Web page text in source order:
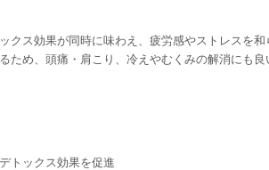
クス効果が同時に味わえ、疲労感やストレスを和
ため、頭痛・肩こり、冷えやむくみの解消にも良
トックス効果を促進